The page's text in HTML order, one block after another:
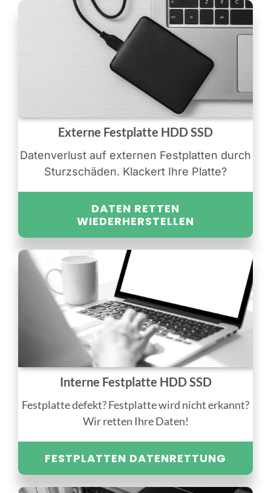
Externe Festplatte HDD SSD
Datenverlust auf externen Festplatten durch
Sturzschäden. Klackert Ihre Platte?
DATEN RETTEN
WIEDERHERSTELLEN
Interne Festplatte HDD SSD
Festplatte defekt? Festplatte wird nicht erkannt?
Wir retten Ihre Daten!
FESTPLATTEN DATENRETTUNG